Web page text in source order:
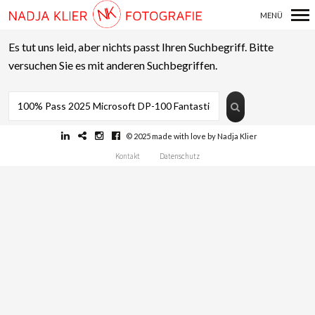
Primär-
Navigation
MENÜ
Es tut uns leid, aber nichts passt Ihren Suchbegriff. Bitte
versuchen Sie es mit anderen Suchbegriffen.
LinkedInCrew United
Instagram
Facebook
© 2025 made with love by Nadja Klier
Kontakt Datenschutz